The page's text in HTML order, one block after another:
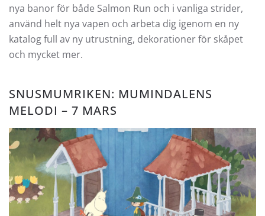
nya banor för både Salmon Run och i vanliga strider,
använd helt nya vapen och arbeta dig igenom en ny
katalog full av ny utrustning, dekorationer för skåpet
och mycket mer.
SNUSMUMRIKEN: MUMINDALENS
MELODI – 7 MARS